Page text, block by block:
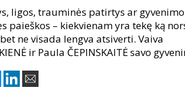
ligos, trauminės patirtys ar gyvenimo
paieškos – kiekvienam yra tekę ką
ne visada lengva atsiverti. Vaiva
ir Paula ČEPINSKAITĖ savo
paguodą skaitytojams. Žurnalistė Ana